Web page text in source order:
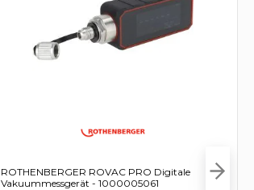
ROTHENBERGER ROVAC PRO Digitale
Vakuummessgerät - 1000005061